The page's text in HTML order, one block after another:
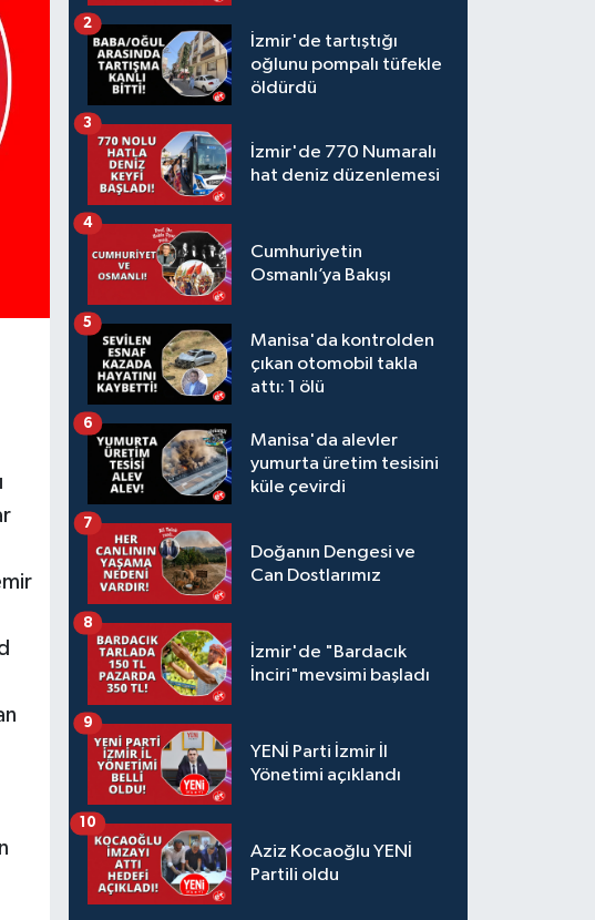
İzmir'de tartıştığı
oğlunu pompalı tüfekle
öldürdü
2
İzmir'de 770 Numaralı
hat deniz düzenlemesi
3
Cumhuriyetin
Osmanlı’ya Bakışı
4
Manisa'da kontrolden
çıkan otomobil takla
attı: 1 ölü
5
Manisa'da alevler
yumurta üretim tesisini
küle çevirdi
6
Doğanın Dengesi ve
Can Dostlarımız
7
İzmir'de "Bardacık
İnciri"mevsimi başladı
8
YENİ Parti İzmir İl
Yönetimi açıklandı
9
Aziz Kocaoğlu YENİ
Partili oldu
10